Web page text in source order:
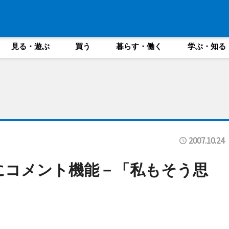
見る・遊ぶ 買う 暮らす・働く 学ぶ・知る
2007.10.24
メント機能－「私もそう思